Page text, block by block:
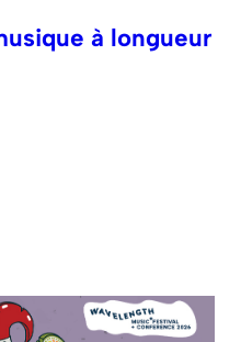
à longueur